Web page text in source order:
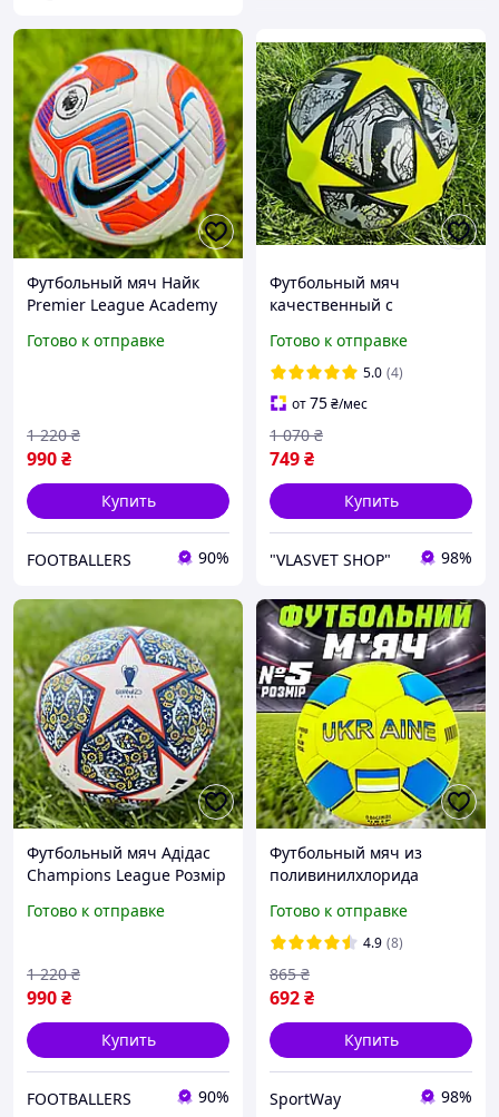
Футбольный мяч Найк
Premier League Academy
Готово к отправке
990₴
1 220 ₴
Купить
FOOTBALLERS 90%
Футбольный мяч
качественный с
Мяч для игры в футбол
Мячи для футбола
Футбольные мячи
Готово к отправке
5.0 (4)
от75₴/мес
749₴
1 070 ₴
Купить
"VLASVET SHOP" 98%
Футбольный мяч Адідас
Champions League Розмір
Готово к отправке
990₴
1 220 ₴
Купить
FOOTBALLERS 90%
Футбольный мяч из
поливинилхлорида
футбол Размер 5
BALLONSTAR Футбольные
мячи для мальчиков
Готово к отправке
4.9 (8)
692₴
865 ₴
Купить
SportWay 98%